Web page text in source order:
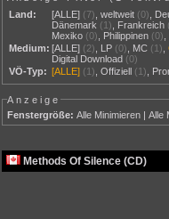
Land:
[ALLE] (7) ,weltweit (0)
Dänemark (1) Frankreich
Mexiko (0) Philippinen (0)
Medium: [ALLE] (2) LP (0) MC (1) ,
Digital Download (0)
VÖ-Typ: [ALLE] (1) ,Offiziell (1)
Anzeige
Fenstergröße: Alle Minimieren |Alle
Methods Of Silence (CD)